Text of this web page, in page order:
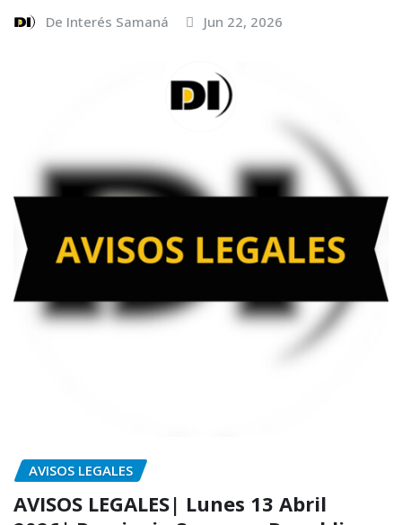
De Interés Samaná Jun 22, 2026
AVISOS LEGALES
AVISOS LEGALES| Lunes 13 Abril